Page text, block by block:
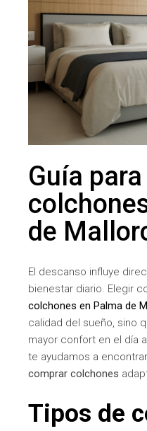
Guía
de
El descanso influye
bienestar diario. Elegir
colchones en Palma de
calidad del sueño, sino
mayor confort en el día
te ayudamos a
comprar colchones
Tipos de